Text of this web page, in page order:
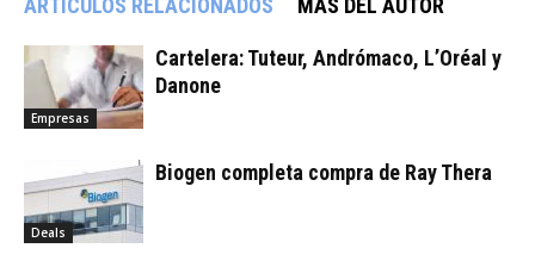
ARTÍCULOS RELACIONADOS MÁS DEL AUTOR
Empresas
Cartelera: Tuteur, Andrómaco, L’Oréal y
Danone
Deals
Biogen completa compra de Ray Thera